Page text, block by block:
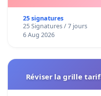
25 signatures
25 Signatures / 7 jours
6 Aug 2026
Réviser la grille